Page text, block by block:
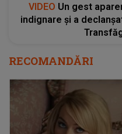
VIDEO Un gest
indignare și a
RECOMANDĂRI